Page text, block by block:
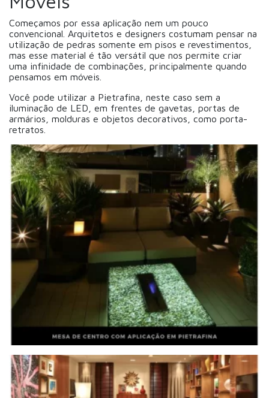
Começamos por essa aplicação nem um pouco
convencional. Arquitetos e designers costumam pensar na
utilização de pedras somente em pisos e revestimentos,
mas esse material é tão versátil que nos permite criar
uma infinidade de combinações, principalmente quando
pensamos em móveis.
Você pode utilizar a Pietrafina, neste caso sem a
iluminação de LED, em frentes de gavetas, portas de
armários, molduras e objetos decorativos, como porta-
retratos.